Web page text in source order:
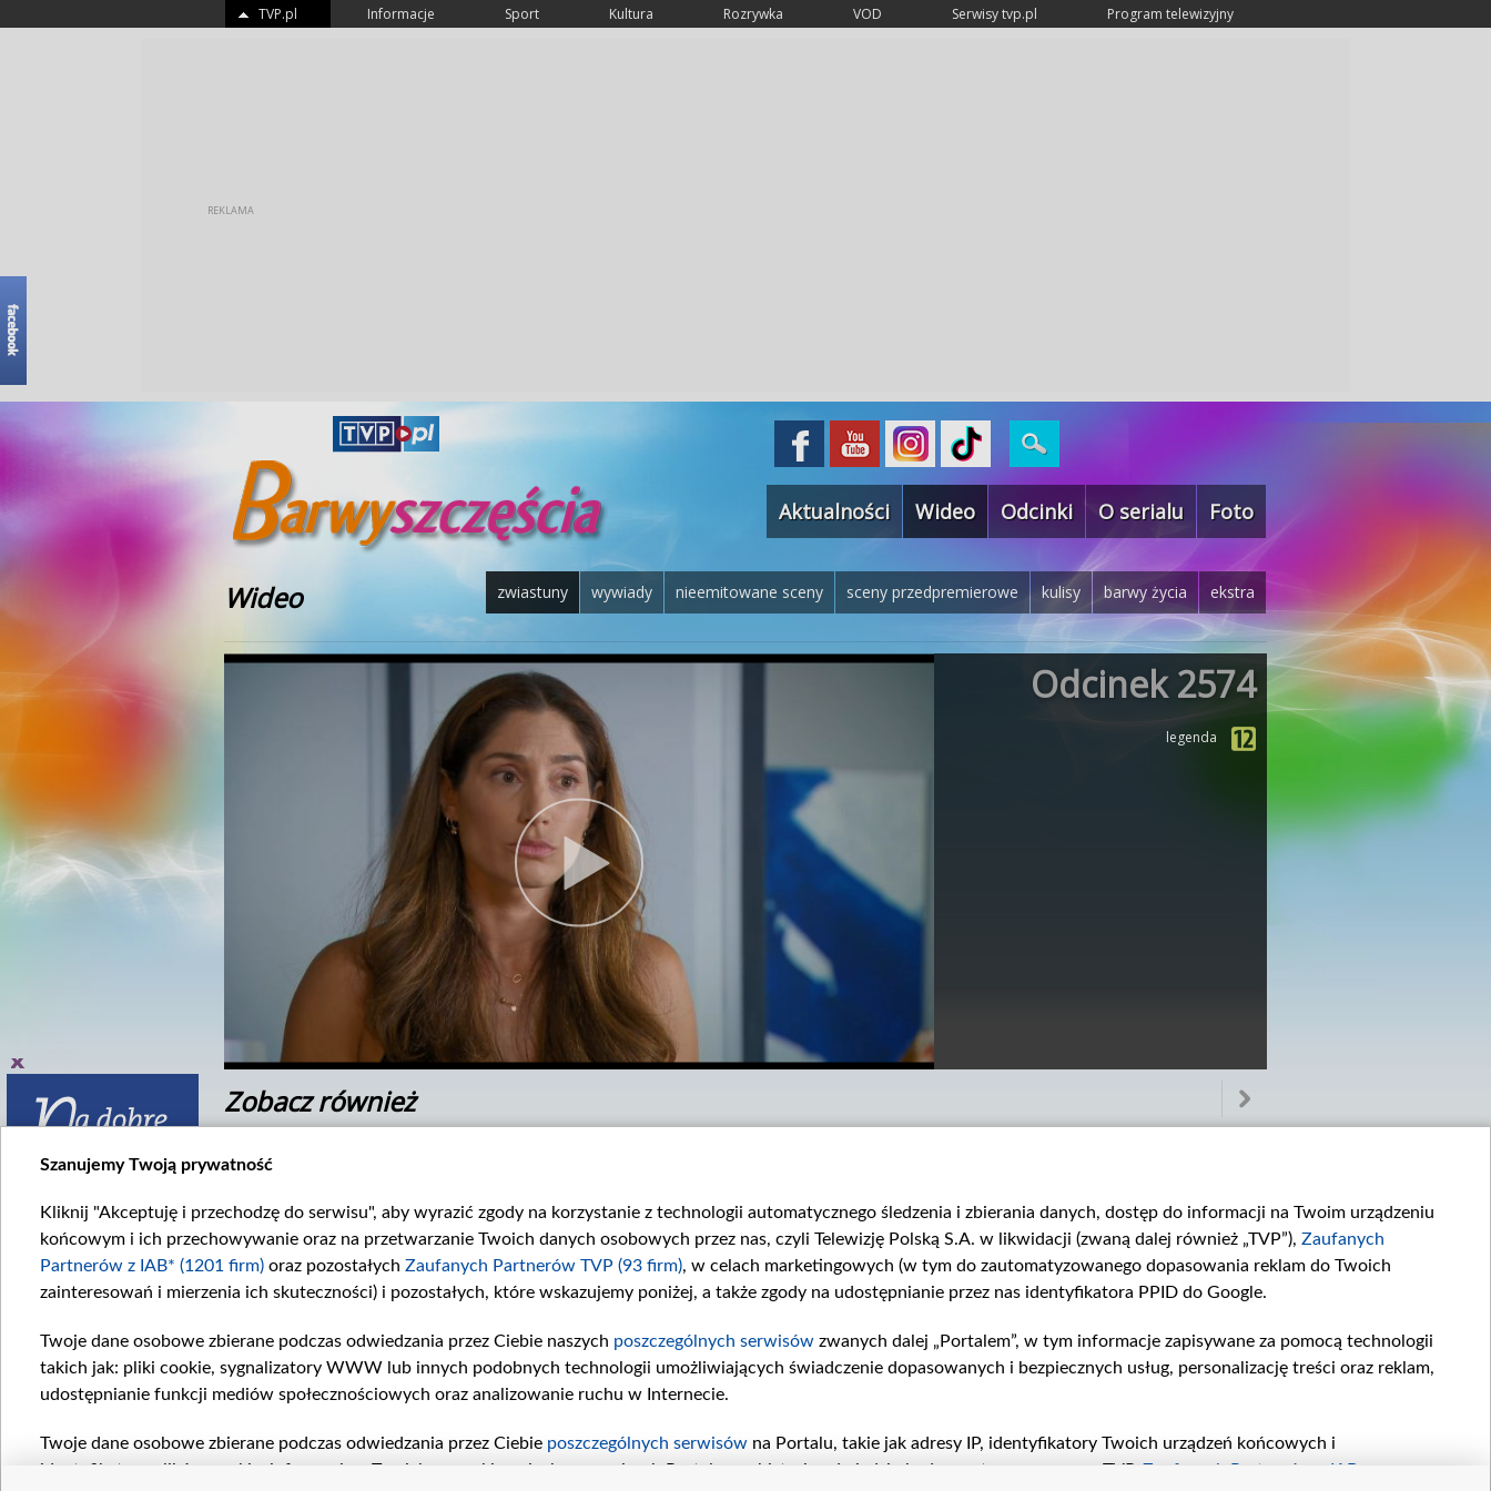
TVP.pl Informacje Sport Kultura Rozrywka VOD Serwisy tvp.pl Program telewizyjny
Aktualności Wideo Odcinki O serialu Foto
Wideo ekstra
barwy życia
kulisy
sceny przedpremierowe
nieemitowane sceny
wywiady
zwiastuny
Odcinek 2574
legenda
Zobacz również
3382
Odcinek 3391
Odcinek 3390
Odcinek 3389
Odcinek 3388
Komentarze
Szanujemy Twoją prywatność
Kliknij "Akceptuję i przechodzę do serwisu", aby wyrazić zgody na korzystanie z technologii automatycznego śledzenia i zbierania danych, dostęp do informacji na Twoim urządzeniu
końcowym i ich przechowywanie oraz na przetwarzanie Twoich danych osobowych przez nas, czyli Telewizję Polską S.A. w likwidacji (zwaną dalej również „TVP”), Zaufanych
Partnerów z IAB* (1201 firm) oraz pozostałych Zaufanych Partnerów TVP (93 firm), w celach marketingowych (w tym do zautomatyzowanego dopasowania reklam do Twoich
zainteresowań i mierzenia ich skuteczności) i pozostałych, które wskazujemy poniżej, a także zgody na udostępnianie przez nas identyfikatora PPID do Google.
Twoje dane osobowe zbierane podczas odwiedzania przez Ciebie naszych poszczególnych serwisów zwanych dalej „Portalem”, w tym informacje zapisywane za pomocą technologii
takich jak: pliki cookie, sygnalizatory WWW lub innych podobnych technologii umożliwiających świadczenie dopasowanych i bezpiecznych usług, personalizację treści oraz reklam,
udostępnianie funkcji mediów społecznościowych oraz analizowanie ruchu w Internecie.
Twoje dane osobowe zbierane podczas odwiedzania przez Ciebie poszczególnych serwisów na Portalu, takie jak adresy IP, identyfikatory Twoich urządzeń końcowych i
identyfikatory plików cookie, informacje o Twoich wyszukiwaniach w serwisach Portalu czy historia odwiedzin będą przetwarzane przez TVP, Zaufanych Partnerów z IAB